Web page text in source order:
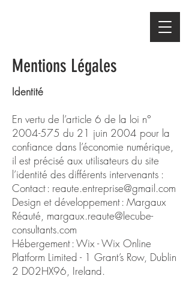
Mentions Légales
Identité
En vertu de l’article 6 de la loi n°
2004-575 du 21 juin 2004 pour la
confiance dans l’économie numérique,
il est précisé aux utilisateurs du site
l’identité des différents intervenants :
Contact : reaute.entreprise@gmail.com
Design et développement : Margaux
Réauté, margaux.reaute@lecube-
consultants.com
Hébergement : Wix - Wix Online
Platform Limited - 1 Grant’s Row, Dublin
2 D02HX96, Ireland.